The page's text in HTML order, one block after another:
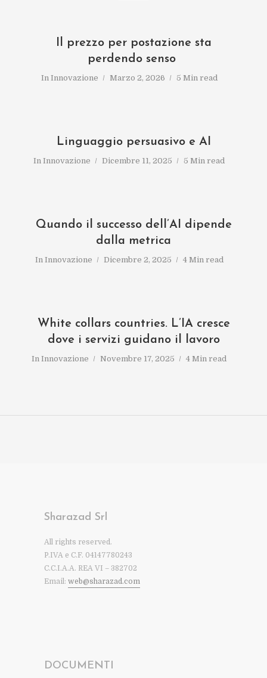
Il prezzo per postazione sta
perdendo senso
In Innovazione Marzo 2, 2026 5 Min read
Linguaggio persuasivo e AI
In Innovazione Dicembre 11, 2025 5 Min read
Quando il successo dell’AI dipende
dalla metrica
In Innovazione Dicembre 2, 2025 4 Min read
White collars countries. L’IA cresce
dove i servizi guidano il lavoro
In Innovazione Novembre 17, 2025 4 Min read
Sharazad Srl
All rights reserved.
P.IVA e C.F. 04147780243
C.C.I.A.A. REA VI – 382702
Email: web@sharazad.com
DOCUMENTI